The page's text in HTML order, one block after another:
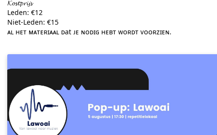
𝓚𝓸𝓼𝓽𝓹𝓻𝓲𝓳𝓼
Leden: €12
Niet-Leden: €15
ᴀʟ ʜᴇᴛ ᴍᴀᴛᴇʀɪᴀᴀʟ ᴅat ᴊᴇ ɴᴏᴅɪɢ ʜᴇʙᴛ ᴡᴏʀᴅᴛ ᴠᴏᴏʀᴢɪᴇɴ.